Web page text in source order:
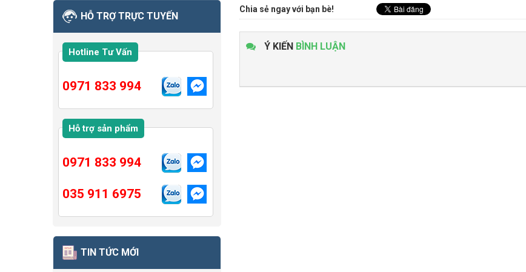
Chia sẻ ngay với bạn bè!
Ý KIẾN BÌNH LUẬN
HỖ TRỢ TRỰC TUYẾN
Hotline Tư Vấn
0971 833 994
Hỗ trợ sản phẩm
0971 833 994
035 911 6975
TIN TỨC MỚI